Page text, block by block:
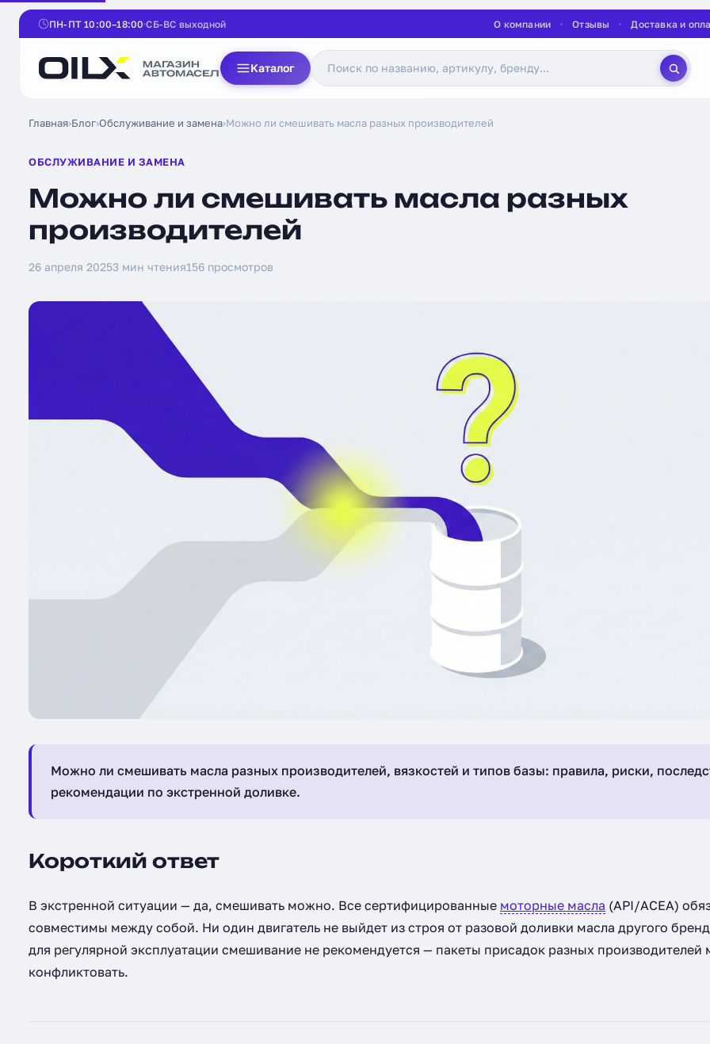
ПН-ПТ 10:00–18:00 СБ-ВС выходной О компании Отзывы Доставка и
Каталог
Главная›Блог›Обслуживание и замена›Можно ли смешивать масла разных производителей
ОБСЛУЖИВАНИЕ И ЗАМЕНА
Можно ли смешивать масла разных
производителей
26 апреля 20253 мин чтения156 просмотров
Можно ли смешивать масла разных производителей, вязкостей и типов базы: правила, риски,
рекомендации по экстренной доливке.
Короткий ответ
В экстренной ситуации — да, смешивать можно. Все сертифицированные моторные масла (API/ACEA)
совместимы между собой. Ни один двигатель не выйдет из строя от разовой доливки масла другого
для регулярной эксплуатации смешивание не рекомендуется — пакеты присадок разных производителей
конфликтовать.